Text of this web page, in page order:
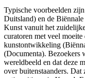
Typische voorbeelden
Duitsland) en de
Kunst vanuit het
curatoren met veel
kunstontwikkeling
(Documenta). Bezoekers
wereldbeeld en dat deze
over buitenstaanders.